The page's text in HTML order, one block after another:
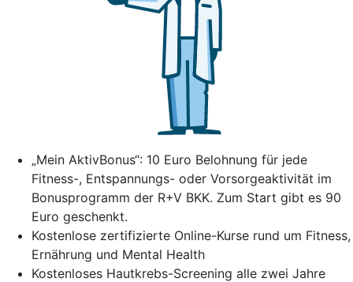
„Mein AktivBonus“: 10 Euro Belohnung für jede
Fitness-, Entspannungs- oder Vorsorgeaktivität im
Bonusprogramm der R+V BKK. Zum Start gibt es 90
Euro geschenkt.
Kostenlose zertifizierte Online-Kurse rund um Fitness,
Ernährung und Mental Health
Kostenloses Hautkrebs-Screening alle zwei Jahre